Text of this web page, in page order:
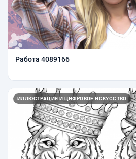
Работа 4089166
ИЛЛЮСТРАЦИЯ И ЦИФРОВОЕ ИСКУССТВО